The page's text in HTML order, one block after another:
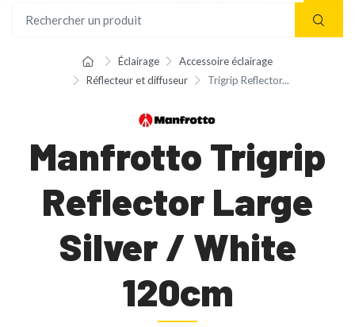
Éclairage
Accessoire éclairage
Réflecteur et diffuseur
Trigrip Reflector...
Manfrotto Trigrip
Reflector Large
Silver / White
120cm